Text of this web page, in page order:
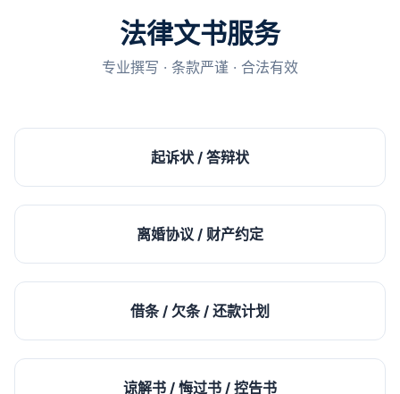
法律文书服务
专业撰写 · 条款严谨 · 合法有效
起诉状 / 答辩状
离婚协议 / 财产约定
借条 / 欠条 / 还款计划
谅解书 / 悔过书 / 控告书